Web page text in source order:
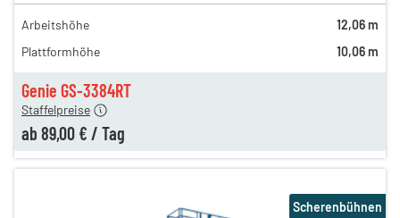
Genie GS-3384RT
120,00 €
109,00 €
99,00 €
Staffelpreise
ab 89,00 € / Tag
Arbeitshöhe
12,06 m
Plattformhöhe
10,06 m
Scherenbühnen